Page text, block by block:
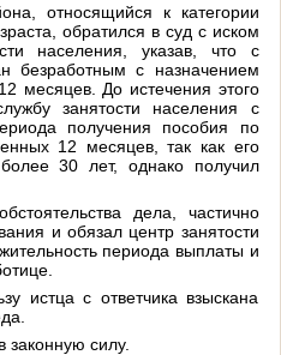
относящийся к категории
обратился в суд с иском
населения, указав, что с
безработным с назначением
месяцев. До истечения этого
занятости населения с
получения пособия по
12 месяцев, так как его
30 лет, однако получил
дела, частично
и обязал центр занятости
периода выплаты и
истца с ответчика взыскана
законную силу.